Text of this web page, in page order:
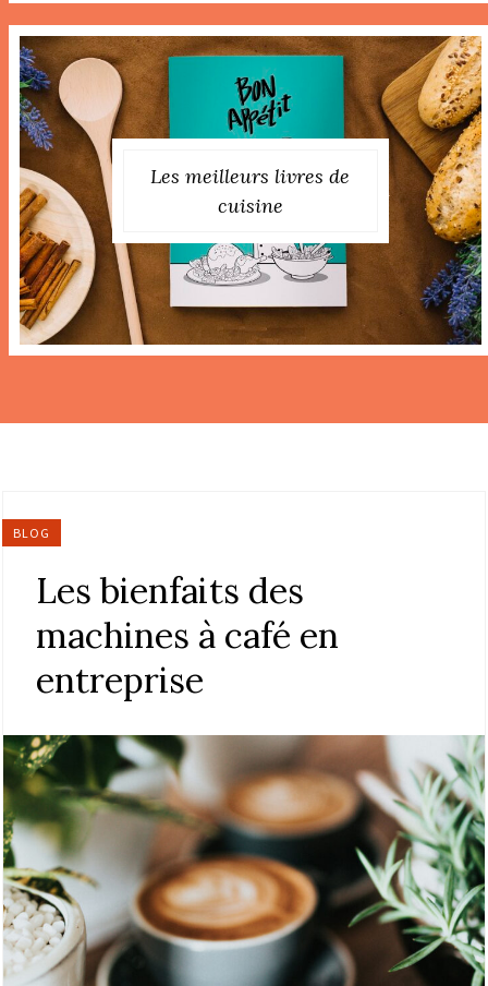
Les meilleurs livres de
cuisine
BLOG
Les bienfaits des
machines à café en
entreprise